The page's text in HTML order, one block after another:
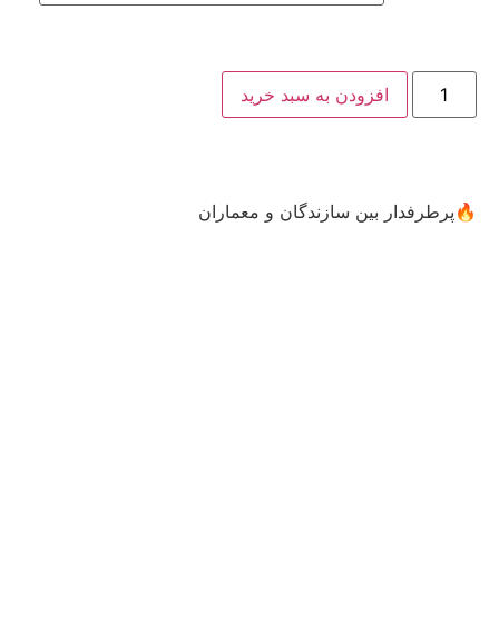
افزودن به سبد خرید
🔥پرطرفدار بین سازندگان و معماران